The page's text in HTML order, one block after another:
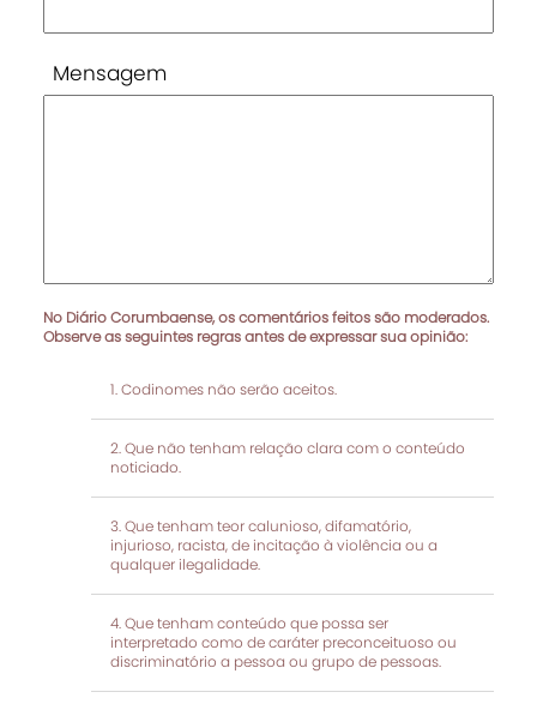
Mensagem
No Diário Corumbaense, os comentários feitos são moderados.
Observe as seguintes regras antes de expressar sua opinião:
Codinomes não serão aceitos.
Que não tenham relação clara com o conteúdo
noticiado.
Que tenham teor calunioso, difamatório,
injurioso, racista, de incitação à violência ou a
qualquer ilegalidade.
Que tenham conteúdo que possa ser
interpretado como de caráter preconceituoso ou
discriminatório a pessoa ou grupo de pessoas.